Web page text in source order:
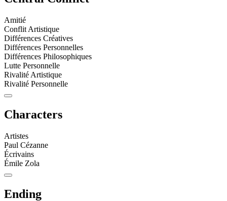
Amitié
Conflit Artistique
Différences Créatives
Différences Personnelles
Différences Philosophiques
Lutte Personnelle
Rivalité Artistique
Rivalité Personnelle
Characters
Artistes
Paul Cézanne
Écrivains
Émile Zola
Ending